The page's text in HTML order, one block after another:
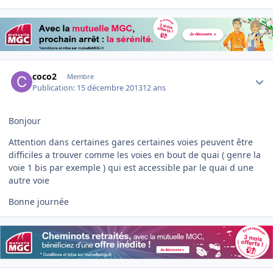
coco2 Membre
Publication: 15 décembre 201312 ans
Bonjour
Attention dans certaines gares certaines voies peuvent être
difficiles a trouver comme les voies en bout de quai ( genre la
voie 1 bis par exemple ) qui est accessible par le quai d une
autre voie
Bonne journée